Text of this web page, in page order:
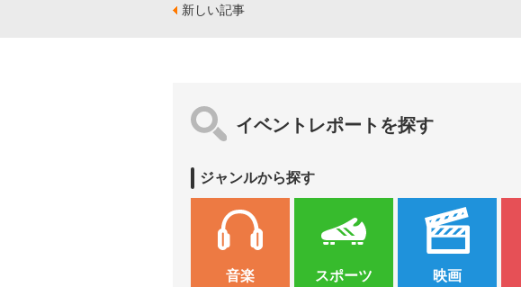
新しい記事
イベントレポートを探す
ジャンルから探す
音楽 スポーツ 映画